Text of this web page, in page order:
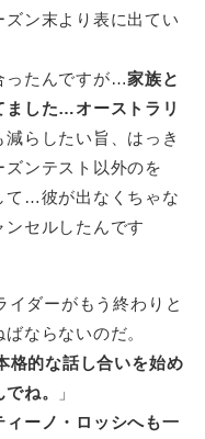
ン末より表に出てい
ったんですが…家族と
ました…オーストラリ
らしたい旨、はっき
ンテスト以外のを
て…彼が出なくちゃな
セルしたんです
ダーがもう終わりと
ならないのだ。
格的な話し合いを始め
ね。
」
ィーノ・ロッシへも一